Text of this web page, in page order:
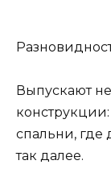
Выпускают
спальни, где
так далее.